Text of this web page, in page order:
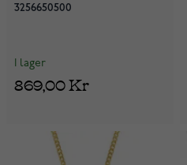
3256650500
I lager
869,00 Kr